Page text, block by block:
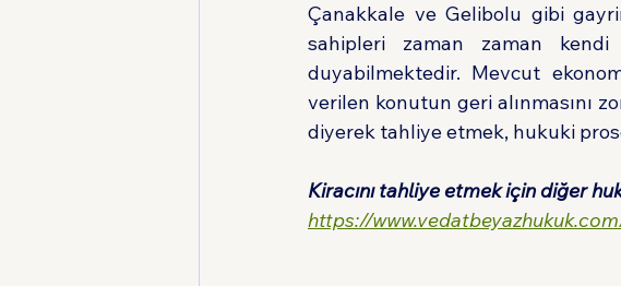
Çanakkale ve Gelibolu gibi
sahipleri zaman zaman
duyabilmektedir. Mevcut
verilen konutun geri alınmasını
diyerek tahliye etmek, hukuki
Kiracını tahliye etmek için diğer
https://